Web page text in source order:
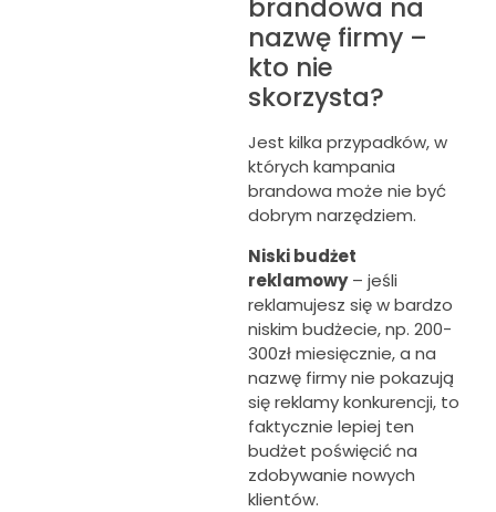
brandowa na
nazwę firmy –
kto nie
skorzysta?
Jest kilka przypadków, w
których kampania
brandowa może nie być
dobrym narzędziem.
Niski budżet
reklamowy– jeśli
reklamujesz się w bardzo
niskim budżecie, np. 200-
300zł miesięcznie, a na
nazwę firmy nie pokazują
się reklamy konkurencji, to
faktycznie lepiej ten
budżet poświęcić na
zdobywanie nowych
klientów.